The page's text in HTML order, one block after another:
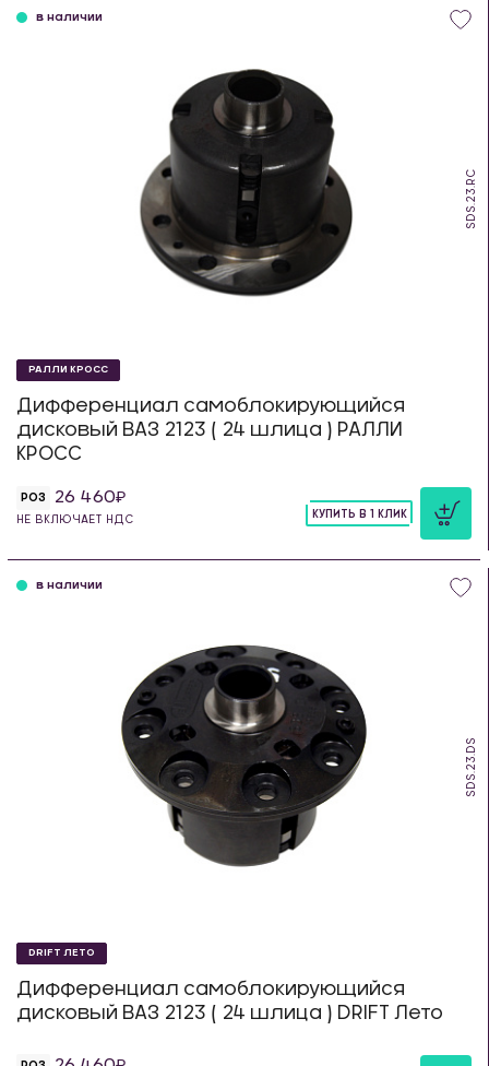
SDS.23.RC
в наличии
РАЛЛИ КРОСС
Дифференциал самоблокирующийся
дисковый ВАЗ 2123 ( 24 шлица ) РАЛЛИ
КРОСС
РОЗ 26 460
НЕ ВКЛЮЧАЕТ НДС
КУПИТЬ В 1 КЛИК
SDS.23.DS
в наличии
DRIFT ЛЕТО
Дифференциал самоблокирующийся
дисковый ВАЗ 2123 ( 24 шлица ) DRIFT Лето